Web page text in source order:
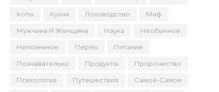
Коты Кухня Лоховодство Миф
Мужчина И Женщина Наука Необычное
Непознаное Перлы Питание
Познавательно Продукты Пророчество
Психология Путешествия Самое-Самое